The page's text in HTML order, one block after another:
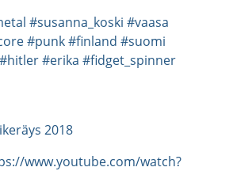
#susanna_koski #vaasa
#punk#finland #suomi
#hitler#erika #fidget_spinner
2018
www.youtube.com/watch?